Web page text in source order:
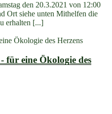
den 20.3.2021 von 12:00
Ort siehe unten Mithelfen die
erhalten [...]
eine Ökologie des